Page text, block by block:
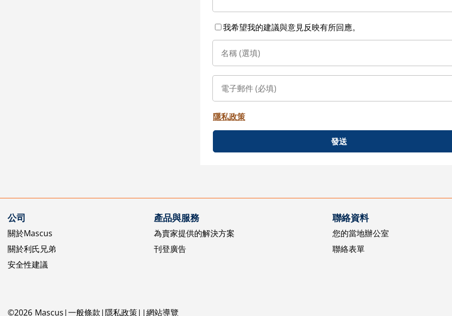
我希望我的建議與意見反映有所回應。
隱私政策
發送
公司
關於Mascus
關於利氏兄弟
安全性建議
產品與服務
為賣家提供的解決方案
刊登廣告
聯絡資料
您的當地辦公室
聯絡表單
©2026 Mascus 一般條款 隱私政策 網站導覽